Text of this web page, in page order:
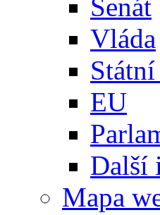
Senát
Vláda
EU
Další
Mapa